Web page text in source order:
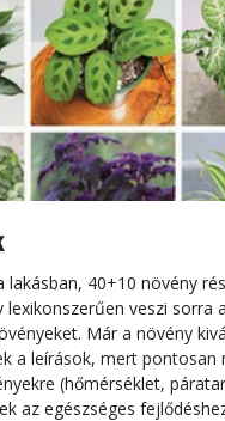
lakásban, 40+10 növény
veszi sorra
Már a növény
a leírások, mert pontosan
(hőmérséklet,
az egészséges